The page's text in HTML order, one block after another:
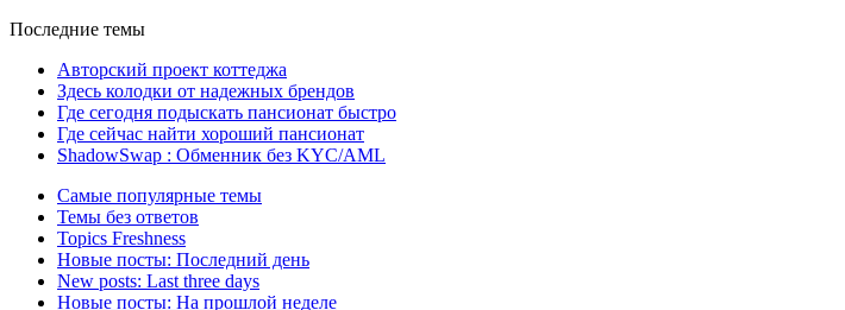
Последние темы
Авторский проект коттеджа
Здесь колодки от надежных брендов
Где сегодня подыскать пансионат быстро
Где сейчас найти хороший пансионат
ShadowSwap : Обменник без KYC/AML
Самые популярные темы
Темы без ответов
Topics Freshness
Новые посты: Последний день
New posts: Last three days
Новые посты: На прошлой неделе